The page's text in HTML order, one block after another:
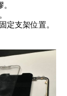
定支架位置。